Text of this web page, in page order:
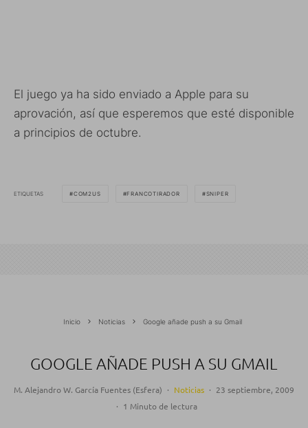
El juego ya ha sido enviado a Apple para su
aprovación, así que esperemos que esté disponible
a principios de octubre.
ETIQUETAS COM2US FRANCOTIRADOR SNIPER
Inicio Noticias Google añade push a su Gmail
GOOGLE AÑADE PUSH A SU GMAIL
M. Alejandro W. García Fuentes (Esfera) · Noticias · 23 septiembre, 2009
· 1 Minuto de lectura